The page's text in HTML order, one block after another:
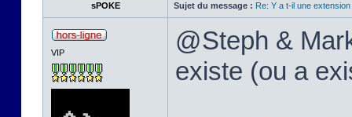
sPOKE Sujet du message : Re: Y a t-il une
VIP
@Steph &
existe (ou a